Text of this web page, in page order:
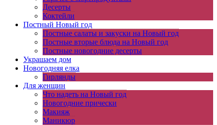
Десерты
Коктейли
Постный Новый год
Постные салаты и закуски на Новый год
Постные вторые блюда на Новый год
Постные новогодние десерты
Украшаем дом
Новогодняя елка
Гирлянды
Для женщин
Что надеть на Новый год
Новогодние прически
Макияж
Маникюр